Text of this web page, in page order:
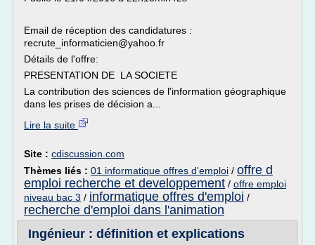
Email de réception des candidatures :
recrute_informaticien@yahoo.fr
Détails de l'offre:
PRESENTATION DE LA SOCIETE
La contribution des sciences de l'information géographique
dans les prises de décision a...
Lire la suite
Site : cdiscussion.com
Thèmes liés : 01 informatique offres d'emploi / offre d
emploi recherche et developpement / offre emploi
niveau bac 3 / informatique offres d'emploi /
recherche d'emploi dans l'animation
Ingénieur : définition et explications